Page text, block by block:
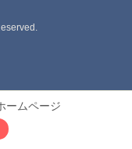
ームページ